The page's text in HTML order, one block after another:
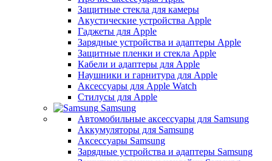
Защитные стекла для камеры
Акустические устройства Apple
Гаджеты для Apple
Зарядные устройства и адаптеры Apple
Защитные пленки и стекла Apple
Кабели и адаптеры для Apple
Наушники и гарнитура для Apple
Аксессуары для Apple Watch
Стилусы для Apple
Samsung
Автомобильные аксессуары для Samsung
Аккумуляторы для Samsung
Аксессуары Samsung
Зарядные устройства и адаптеры Samsung